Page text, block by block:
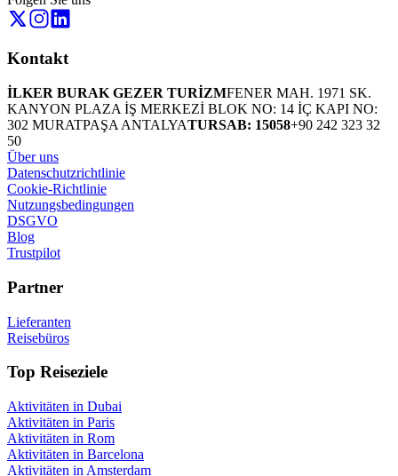
Kontakt
İLKER BURAK GEZER TURİZMFENER MAH. 1971 SK.
KANYON PLAZA İŞ MERKEZİ BLOK NO: 14 İÇ KAPI NO:
302 MURATPAŞA ANTALYATURSAB: 15058+90 242 323 32
50
Über uns
Datenschutzrichtlinie
Cookie-Richtlinie
Nutzungsbedingungen
DSGVO
Blog
Trustpilot
Partner
Lieferanten
Reisebüros
Top Reiseziele
Aktivitäten in Dubai
Aktivitäten in Paris
Aktivitäten in Rom
Aktivitäten in Barcelona
Aktivitäten in Amsterdam